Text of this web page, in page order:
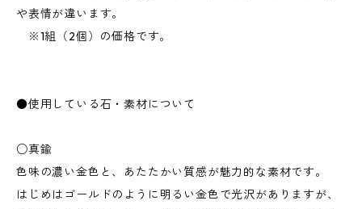
や表情が違います。
※1組（2個）の価格です。
●使用している石・素材について
○真鍮
色味の濃い金色と、あたたかい質感が魅力的な素材です。
はじめはゴールドのように明るい金色で光沢がありますが、